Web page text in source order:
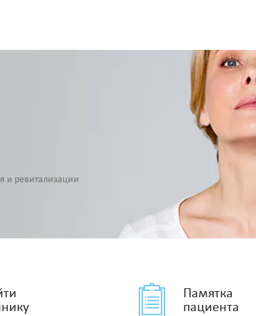
и ревитализации
Памятка
пациента